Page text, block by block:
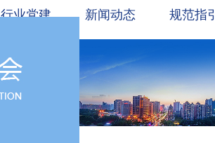
行业党建 新闻动态 规范指